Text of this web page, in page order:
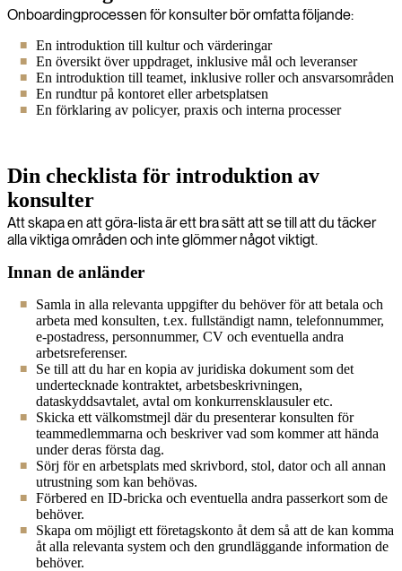
Onboardingprocessen för konsulter bör omfatta följande:
En introduktion till kultur och värderingar
En översikt över uppdraget, inklusive mål och leveranser
En introduktion till teamet, inklusive roller och ansvarsområden
En rundtur på kontoret eller arbetsplatsen
En förklaring av policyer, praxis och interna processer
Din checklista för introduktion av
konsulter
Att skapa en att göra-lista är ett bra sätt att se till att du täcker
alla viktiga områden och inte glömmer något viktigt.
Innan de anländer
Samla in alla relevanta uppgifter du behöver för att betala och
arbeta med konsulten, t.ex. fullständigt namn, telefonnummer,
e-postadress, personnummer, CV och eventuella andra
arbetsreferenser.
Se till att du har en kopia av juridiska dokument som det
undertecknade kontraktet, arbetsbeskrivningen,
dataskyddsavtalet, avtal om konkurrensklausuler etc.
Skicka ett välkomstmejl där du presenterar konsulten för
teammedlemmarna och beskriver vad som kommer att hända
under deras första dag.
Sörj för en arbetsplats med skrivbord, stol, dator och all annan
utrustning som kan behövas.
Förbered en ID-bricka och eventuella andra passerkort som de
behöver.
Skapa om möjligt ett företagskonto åt dem så att de kan komma
åt alla relevanta system och den grundläggande information de
behöver.